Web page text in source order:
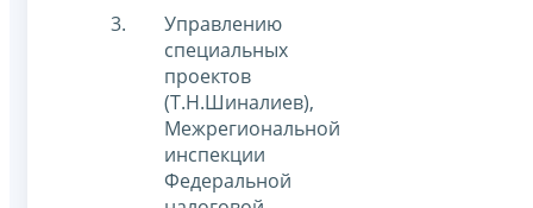
Управлению
специальных
проектов
(Т.Н.Шиналиев),
Межрегиональной
инспекции
Федеральной